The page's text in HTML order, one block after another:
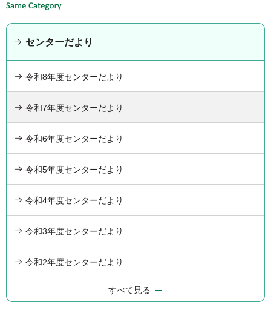
センターだより
令和8年度センターだより
令和7年度センターだより
令和6年度センターだより
令和5年度センターだより
令和4年度センターだより
令和3年度センターだより
令和2年度センターだより
すべて見る